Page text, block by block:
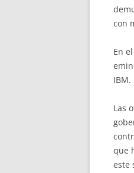
con
En
IBM.
Las
que
este